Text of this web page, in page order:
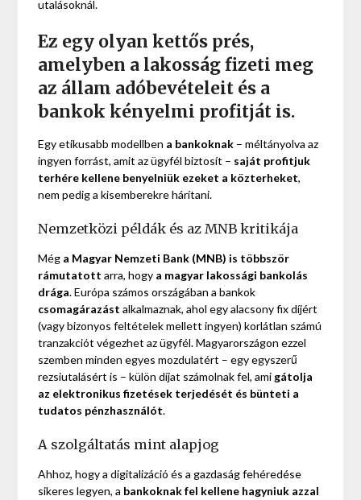
utalásoknál.
Ez egy olyan kettős prés,
amelyben a lakosság fizeti meg
az állam adóbevételeit és a
bankok kényelmi profitját is.
Egy etikusabb modellben a bankoknak – méltányolva az
ingyen forrást, amit az ügyfél biztosít – saját profitjuk
terhére kellene benyelniük ezeket a közterheket,
nem pedig a kisemberekre hárítani.
Nemzetközi példák és az MNB kritikája
Még a Magyar Nemzeti Bank (MNB) is többször
rámutatott arra, hogy a magyar lakossági bankolás
drága. Európa számos országában a bankok
csomagárazást alkalmaznak, ahol egy alacsony fix díjért
(vagy bizonyos feltételek mellett ingyen) korlátlan számú
tranzakciót végezhet az ügyfél. Magyarországon ezzel
szemben minden egyes mozdulatért – egy egyszerű
rezsiutalásért is – külön díjat számolnak fel, ami gátolja
az elektronikus fizetések terjedését és bünteti a
tudatos pénzhasználót.
A szolgáltatás mint alapjog
Ahhoz, hogy a digitalizáció és a gazdaság fehéredése
sikeres legyen, a bankoknak fel kellene hagyniuk azzal